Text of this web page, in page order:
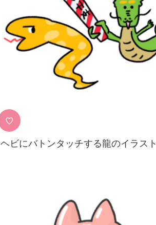
♡
ヘビにバトンタッチする龍のイラスト